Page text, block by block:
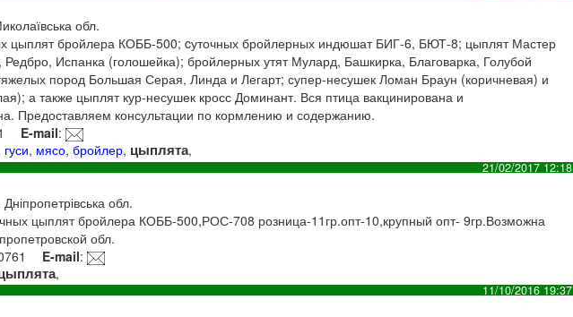
обл.
цыплят бройлера КОББ-500; cуточных бройлерных индюшат БИГ-6, БЮТ-8; цыплят Мастер
Редбро, Испанка (голошейка); бройлерных утят Мулард, Башкирка, Благоварка, Голубой
пород Большая Серая, Линда и Легарт; супер-несушек Ломан Браун (коричневая) и
а также цыплят кур-несушек кросс Доминант. Вся птица вакцинирована и
Предоставляем консультации по кормлению и содержанию.
E-mail:
гуси, мясо,бройлер, цыплята,
21/02/2017 12:18
обл.
цыплят бройлера КОББ-500,РОС-708 розница-11гр.опт-10,крупный опт- 9гр.Возможна
обл.
E-mail:
,
11/10/2016 19:37